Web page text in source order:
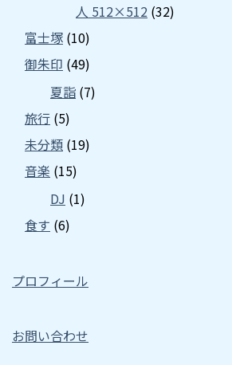
人 512×512 (32)
富士塚 (10)
御朱印 (49)
夏詣 (7)
旅行 (5)
未分類 (19)
音楽 (15)
DJ (1)
食す (6)
プロフィール
お問い合わせ